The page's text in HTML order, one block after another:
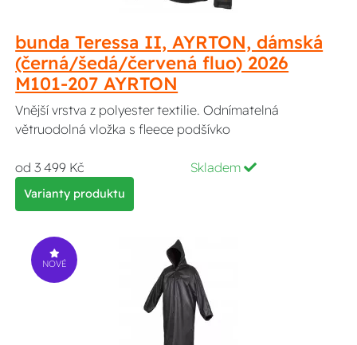
bunda Teressa II, AYRTON, dámská
(černá/šedá/červená fluo) 2026
M101-207 AYRTON
Vnější vrstva z polyester textilie. Odnímatelná
větruodolná vložka s fleece podšívko
od 3 499 Kč Skladem
Varianty produktu
NOVÉ